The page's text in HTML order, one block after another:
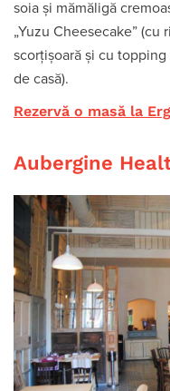
soia și mămăligă
„Yuzu Cheesecake”
scorțișoară și cu
de casă).
Rezervă o masă la
Aubergine